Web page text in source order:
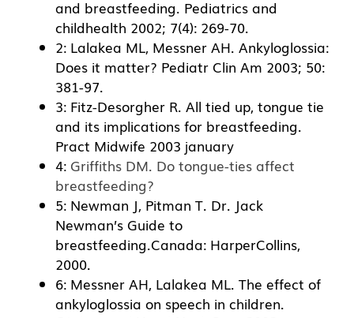
and breastfeeding. Pediatrics and
childhealth 2002; 7(4): 269-70.
2: Lalakea ML, Messner AH. Ankyloglossia:
Does it matter? Pediatr Clin Am 2003; 50:
381-97.
3: Fitz-Desorgher R. All tied up, tongue tie
and its implications for breastfeeding.
Pract Midwife 2003 january
4: Griffiths DM. Do tongue-ties affect
breastfeeding?
5: Newman J, Pitman T. Dr. Jack
Newman’s Guide to
breastfeeding.Canada: HarperCollins,
2000.
6: Messner AH, Lalakea ML. The effect of
ankyloglossia on speech in children.